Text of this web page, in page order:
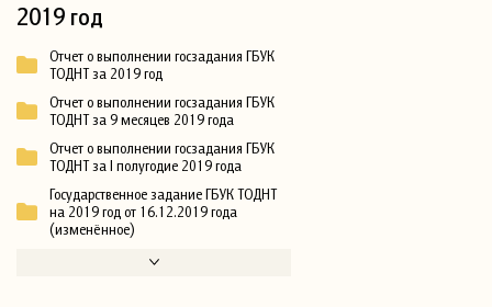
2019 год
Отчет о выполнении госзадания ГБУК
ТОДНТ за 2019 год
Отчет о выполнении госзадания ГБУК
ТОДНТ за 9 месяцев 2019 года
Отчет о выполнении госзадания ГБУК
ТОДНТ за I полугодие 2019 года
Государственное задание ГБУК ТОДНТ
на 2019 год от 16.12.2019 года
(изменённое)